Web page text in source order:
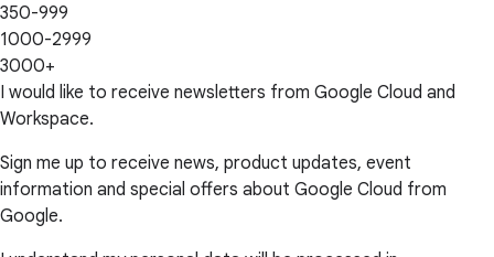
350-999
1000-2999
3000+
I would like to receive newsletters from Google Cloud and
Workspace.
Sign me up to receive news, product updates, event
information and special offers about Google Cloud from
Google.